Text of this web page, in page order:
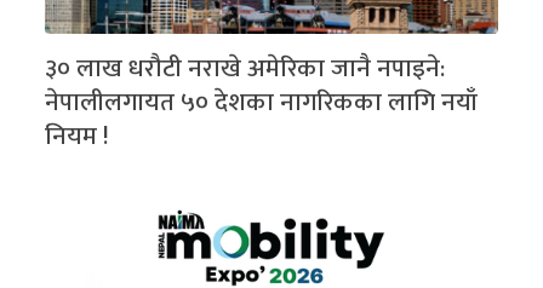
३० लाख धरौटी नराखे अमेरिका जानै नपाइने:
नेपालीलगायत ५० देशका नागरिकका लागि नयाँ
नियम !